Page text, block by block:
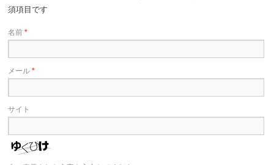
須項目です
名前*
メール*
サイト